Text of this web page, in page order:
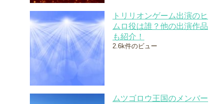
トリリオンゲーム出演のヒ
ムロ役は誰？他の出演作品
も紹介！
2.6k件のビュー
ムツゴロウ王国のメンバー